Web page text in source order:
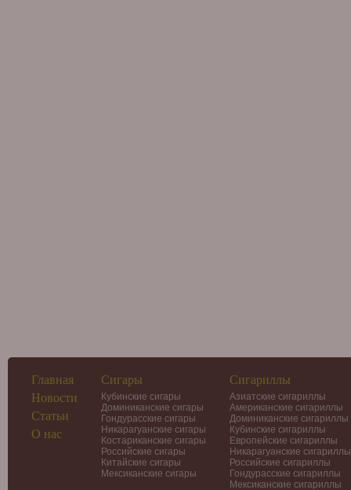
Главная
Новости
Статьи
О нас
Сигары
Кубинские сигары
Доминиканские сигары
Гондурасские сигары
Никарагуанские сигары
Костариканские сигары
Российские сигары
Китайские сигары
Мексиканские сигары
Сигариллы
Азиатские сигариллы
Американские сигариллы
Доминиканские сигариллы
Кубинские сигариллы
Европейские сигариллы
Никарагуанские сигариллы
Российские сигариллы
Гондурасские сигариллы
Мексиканские сигариллы